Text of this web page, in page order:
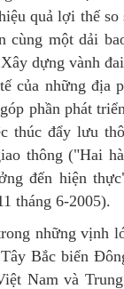
quả lợi thế so
cùng một dải
dựng vành
của những địa
phần phát
thúc đẩy lưu
thông ("Hai
đến hiện
tháng 6-2005).
những vịnh
Bắc biển
Nam và